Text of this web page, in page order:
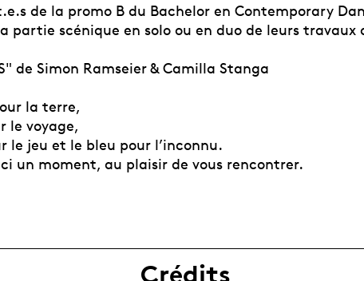
de la promo B du Bachelor en Contemporary
partie scénique en solo ou en duo de leurs travaux
de Simon Ramseier & Camilla Stanga
la terre,
le voyage,
le jeu et le bleu pour l’inconnu.
un moment, au plaisir de vous rencontrer.